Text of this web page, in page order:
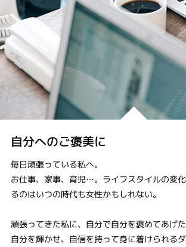
自分へのご褒美に
毎日頑張っている私へ。
お仕事、家事、育児…。ライフスタイルの変
るのはいつの時代も女性かもしれない。
頑張ってきた私に、自分で自分を褒めてあげた
自分を輝かせ、自信を持って身に着けられる